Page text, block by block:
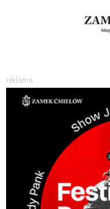
reklama